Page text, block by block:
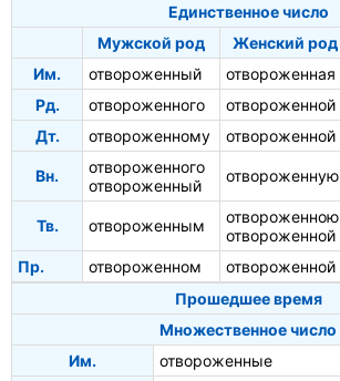
Единственное число
Мужской род
Женский род
Им.
отвороженный отвороженная
Рд.
отвороженного отвороженной
Дт.
отвороженному отвороженной
Вн.
отвороженного
отвороженный
отвороженную
Тв. отвороженным
отвороженною
отвороженной
Пр. отвороженном отвороженной
Прошедшее время
Множественное число
Им.
отвороженные